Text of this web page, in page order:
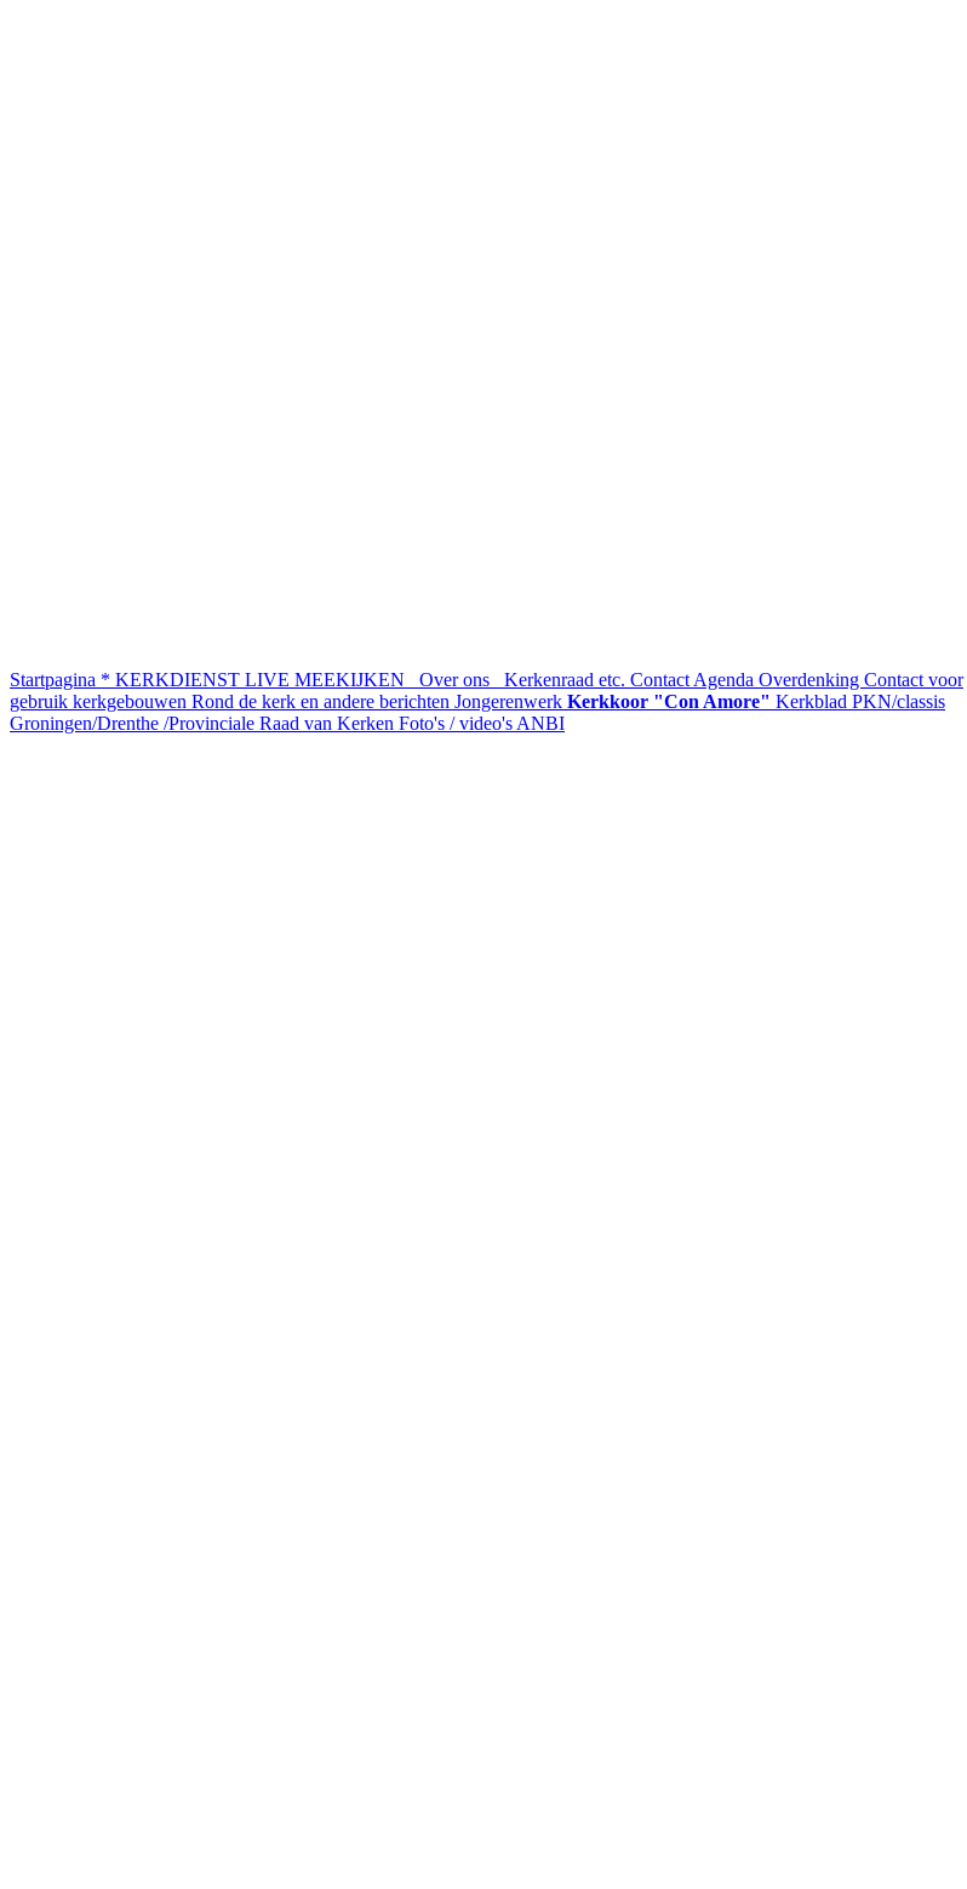
Startpagina * KERKDIENST LIVE MEEKIJKEN Over ons Kerkenraad etc. Contact Agenda Overdenking Contact voor
gebruik kerkgebouwen Rond de kerk en andere berichten Jongerenwerk Kerkkoor "Con Amore" Kerkblad PKN/classis
Groningen/Drenthe /Provinciale Raad van Kerken Foto's / video's ANBI